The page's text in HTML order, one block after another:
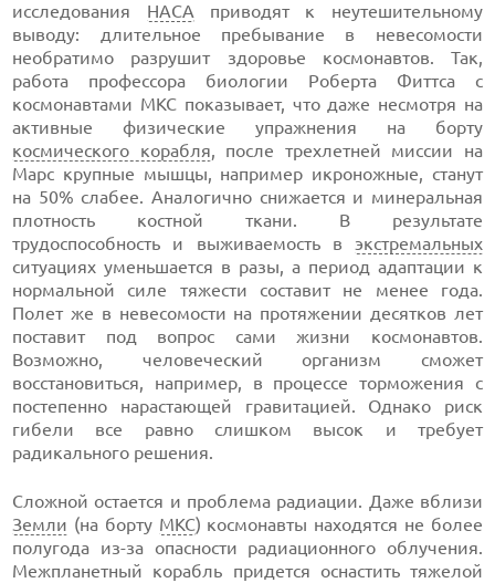
исследования НАСА приводят к неутешительному
выводу: длительное пребывание в невесомости
необратимо разрушит здоровье космонавтов. Так,
работа профессора биологии Роберта Фиттса с
космонавтами МКС показывает, что даже несмотря на
активные физические упражнения на борту
космического корабля, после трехлетней миссии на
Марс крупные мышцы, например икроножные, станут
на 50% слабее. Аналогично снижается и минеральная
плотность костной ткани. В результате
трудоспособность и выживаемость в экстремальных
ситуациях уменьшается в разы, а период адаптации к
нормальной силе тяжести составит не менее года.
Полет же в невесомости на протяжении десятков лет
поставит под вопрос сами жизни космонавтов.
Возможно, человеческий организм сможет
восстановиться, например, в процессе торможения с
постепенно нарастающей гравитацией. Однако риск
гибели все равно слишком высок и требует
радикального решения.
Сложной остается и проблема радиации. Даже вблизи
Земли (на борту МКС) космонавты находятся не более
полугода из-за опасности радиационного облучения.
Межпланетный корабль придется оснастить тяжелой